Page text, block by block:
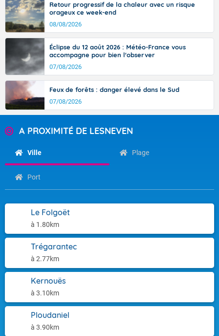
Retour progressif de la chaleur avec un risque
orageux ce week-end
08/08/2026
Éclipse du 12 août 2026 : Météo-France vous
accompagne pour bien l'observer
07/08/2026
Feux de forêts : danger élevé dans le Sud
07/08/2026
A PROXIMITÉ DE LESNEVEN
Ville Plage
Port
Le Folgoët
à 1.80km
Trégarantec
à 2.77km
Kernouës
à 3.10km
Ploudaniel
à 3.90km